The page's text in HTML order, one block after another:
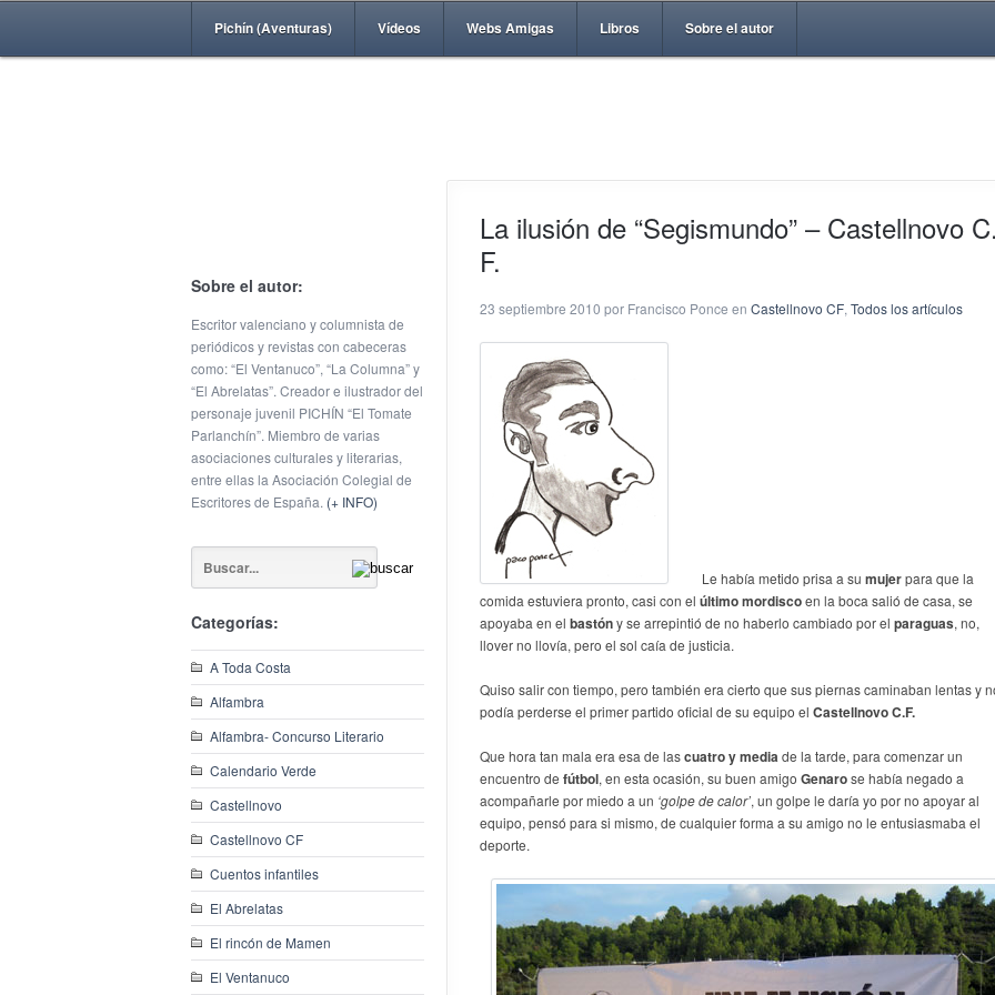
Pichín (Aventuras) Vídeos Webs Amigas Libros Sobre el autor
Sobre el autor:
Escritor valenciano y columnista de
periódicos y revistas con cabeceras
como: “El Ventanuco”, “La Columna” y
“El Abrelatas”. Creador e ilustrador del
personaje juvenil PICHÍN “El Tomate
Parlanchín”. Miembro de varias
asociaciones culturales y literarias,
entre ellas la Asociación Colegial de
Escritores de España. (+ INFO)
Categorías:
A Toda Costa
Alfambra
Alfambra- Concurso Literario
Calendario Verde
Castellnovo
Castellnovo CF
Cuentos infantiles
El Abrelatas
El rincón de Mamen
El Ventanuco
La ilusión de “Segismundo” – Castellnovo
F.
23 septiembre 2010 por Francisco Ponce en Castellnovo CF, Todos los artículos
Le había metido prisa a su mujerpara que la
comida estuviera pronto, casi con el último mordiscoen la boca salió de casa, se
apoyaba en el bastóny se arrepintió de no haberlo cambiado por el paraguas, no,
llover no llovía, pero el sol caía de justicia.
Quiso salir con tiempo, pero también era cierto que sus piernas caminaban lentas y
podía perderse el primer partido oficial de su equipo el Castellnovo C.F.
Que hora tan mala era esa de lascuatro y mediade la tarde, para comenzar un
encuentro de fútbol, en esta ocasión, su buen amigo Genarose había negado a
acompañarle por miedo a un ‘golpe de calor’, un golpe le daría yo por no apoyar al
equipo, pensó para si mismo, de cualquier forma a su amigo no le entusiasmaba el
deporte.